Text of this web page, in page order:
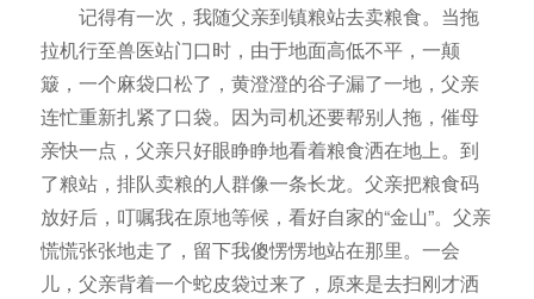
记得有一次，我随父亲到镇粮站去卖粮食。当拖
拉机行至兽医站门口时，由于地面高低不平，一颠
簸，一个麻袋口松了，黄澄澄的谷子漏了一地，父亲
连忙重新扎紧了口袋。因为司机还要帮别人拖，催母
亲快一点，父亲只好眼睁睁地看着粮食洒在地上。到
了粮站，排队卖粮的人群像一条长龙。父亲把粮食码
放好后，叮嘱我在原地等候，看好自家的“金山”。父亲
慌慌张张地走了，留下我傻愣愣地站在那里。一会
儿，父亲背着一个蛇皮袋过来了，原来是去扫刚才洒